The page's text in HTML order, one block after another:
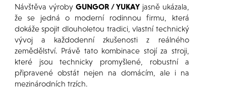
Návštěva výroby GUNGOR / YUKAYjasně ukázala,
že se jedná o moderní rodinnou firmu, která
dokáže spojit dlouholetou tradici, vlastní technický
vývoj a každodenní zkušenosti z reálného
zemědělství. Právě tato kombinace stojí za stroji,
které jsou technicky promyšlené, robustní a
připravené obstát nejen na domácím, ale i na
mezinárodních trzích.